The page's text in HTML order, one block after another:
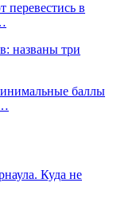
в
названы три
баллы
Куда не